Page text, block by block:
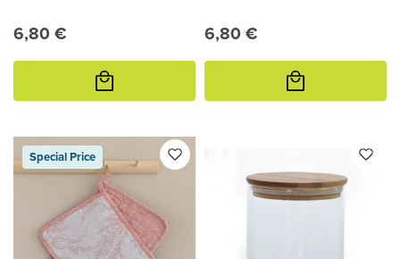
6,80 €
Προσθήκη
καλάθι
6,80 €
Προσθήκη
καλάθι
Special Price